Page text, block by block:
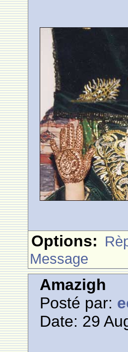
Options:
Message
Amazigh
Posté par:
Date: 29